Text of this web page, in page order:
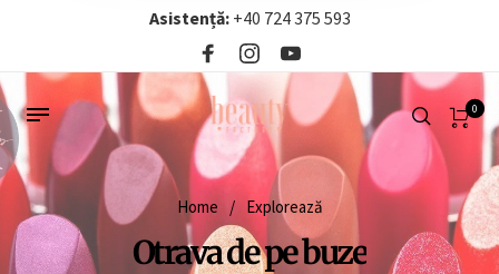
Asistență: +40 724 375 593‬
0
Home / Explorează
Otrava de pe buze